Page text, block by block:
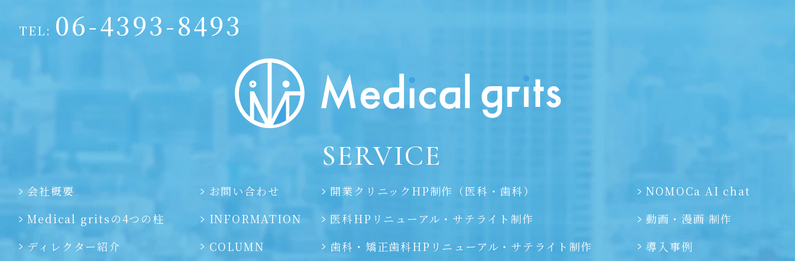
TEL: 06-4393-8493
会社概要
Medical gritsの4つの柱
ディレクター紹介
お問い合わせ
INFORMATION
COLUMN
SERVICE
開業クリニックHP制作（医科・歯科）
医科HPリニューアル・サテライト制作
歯科・矯正歯科HPリニューアル・ サテライト制作
NOMOCa AI chat
動画・漫画 制作
導入事例